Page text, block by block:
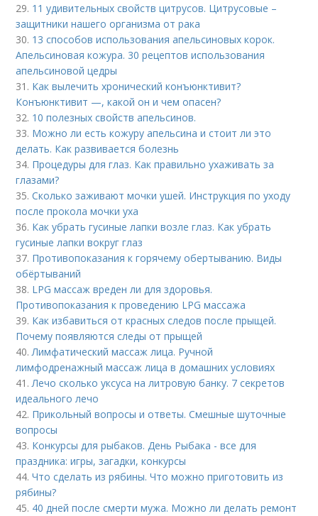
29. 11 удивительных свойств цитрусов. Цитрусовые –
защитники нашего организма от рака
30. 13 способов использования апельсиновых корок.
Апельсиновая кожура. 30 рецептов использования
апельсиновой цедры
31. Как вылечить хронический конъюнктивит?
Конъюнктивит —, какой он и чем опасен?
32. 10 полезных свойств апельсинов.
33. Можно ли есть кожуру апельсина и стоит ли это
делать. Как развивается болезнь
34. Процедуры для глаз. Как правильно ухаживать за
глазами?
35.Сколько заживают мочки ушей. Инструкция по уходу
после прокола мочки уха
36. Как убрать гусиные лапки возле глаз. Как убрать
гусиные лапки вокруг глаз
37. Противопоказания к горячему обертыванию. Виды
обёртываний
38. LPG массаж вреден ли для здоровья.
Противопоказания к проведению LPG массажа
39. Как избавиться от красных следов после прыщей.
Почему появляются следы от прыщей
40.Лимфатический массаж лица. Ручной
лимфодренажный массаж лица в домашних условиях
41.Лечо сколько уксуса на литровую банку. 7 секретов
идеального лечо
42. Прикольный вопросы и ответы. Смешные шуточные
вопросы
43. Конкурсы для рыбаков. День Рыбака - все для
праздника: игры, загадки, конкурсы
44.Что сделать из рябины. Что можно приготовить из
рябины?
45. 40 дней после смерти мужа. Можно ли делать ремонт